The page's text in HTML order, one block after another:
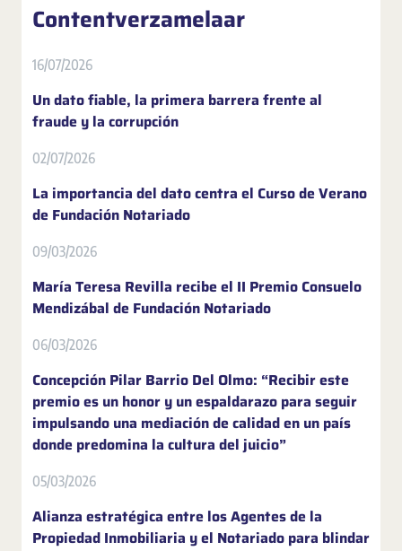
Contentverzamelaar
16/07/2026
Un dato fiable, la primera barrera frente al
fraude y la corrupción
02/07/2026
La importancia del dato centra el Curso de Verano
de Fundación Notariado
09/03/2026
María Teresa Revilla recibe el II Premio Consuelo
Mendizábal de Fundación Notariado
06/03/2026
Concepción Pilar Barrio Del Olmo: “Recibir este
premio es un honor y un espaldarazo para seguir
impulsando una mediación de calidad en un país
donde predomina la cultura del juicio”
05/03/2026
Alianza estratégica entre los Agentes de la
Propiedad Inmobiliaria y el Notariado para blindar